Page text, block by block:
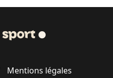
Mentions légales